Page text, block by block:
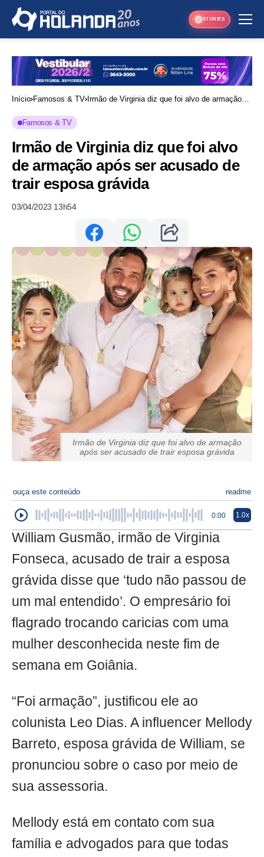
STORIES
Início Famosos & TV Irmão de Virginia diz que foi alvo de armação
Famosos & TV
Irmão de Virginia diz que foi alvo
de armação após ser acusado de
trair esposa grávida
03/04/2023 13h54
Irmão de Virginia diz que foi alvo de armação
após ser acusado de trair esposa grávida
ouça este conteúdo readme
0:00 1.0x
William Gusmão, irmão de Virginia
Fonseca, acusado de trair a esposa
grávida disse que ‘tudo não passou de
um mal entendido’. O empresário foi
flagrado trocando caricias com uma
mulher desconhecida neste fim de
semana em Goiânia.
“Foi armação”, justificou ele ao
colunista Leo Dias. A influencer Mellody
Barreto, esposa grávida de William, se
pronunciou sobre o caso por meio de
sua assessoria.
Mellody está em contato com sua
família e advogados para que todas